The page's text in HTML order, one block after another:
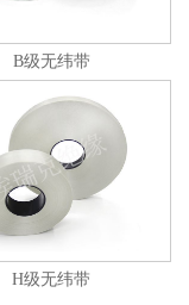
B级无纬带
H级无纬带